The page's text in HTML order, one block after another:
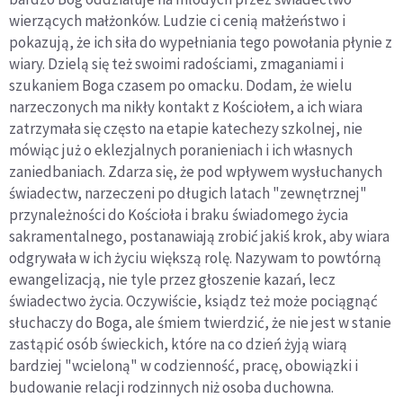
wierzących małżonków. Ludzie ci cenią małżeństwo i
pokazują, że ich siła do wypełniania tego powołania płynie z
wiary. Dzielą się też swoimi radościami, zmaganiami i
szukaniem Boga czasem po omacku. Dodam, że wielu
narzeczonych ma nikły kontakt z Kościołem, a ich wiara
zatrzymała się często na etapie katechezy szkolnej, nie
mówiąc już o eklezjalnych poranieniach i ich własnych
zaniedbaniach. Zdarza się, że pod wpływem wysłuchanych
świadectw, narzeczeni po długich latach "zewnętrznej"
przynależności do Kościoła i braku świadomego życia
sakramentalnego, postanawiają zrobić jakiś krok, aby wiara
odgrywała w ich życiu większą rolę. Nazywam to powtórną
ewangelizacją, nie tyle przez głoszenie kazań, lecz
świadectwo życia. Oczywiście, ksiądz też może pociągnąć
słuchaczy do Boga, ale śmiem twierdzić, że nie jest w stanie
zastąpić osób świeckich, które na co dzień żyją wiarą
bardziej "wcieloną" w codzienność, pracę, obowiązki i
budowanie relacji rodzinnych niż osoba duchowna.